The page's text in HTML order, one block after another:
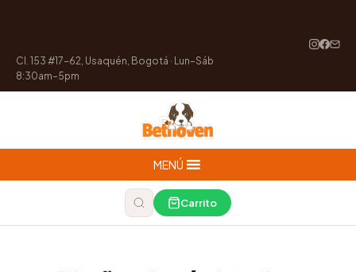
Cl. 153 #17-62, Usaquén, Bogotá · Lun–Sáb
8:30am–5pm
MENÚ
Carrito